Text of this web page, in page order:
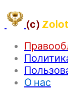
(c)
О нас